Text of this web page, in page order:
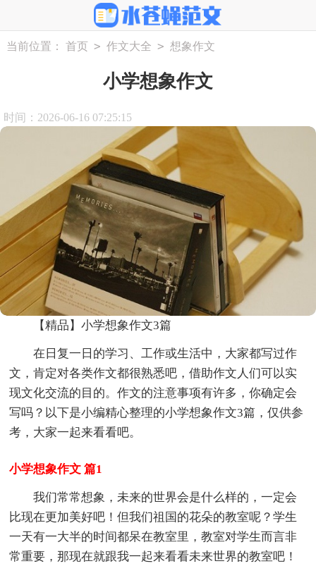
当前位置： 首页 > 作文大全 > 想象作文
小学想象作文
时间：2026-06-16 07:25:15
【精品】小学想象作文3篇
在日复一日的学习、工作或生活中，大家都写过作
文，肯定对各类作文都很熟悉吧，借助作文人们可以实
现文化交流的目的。作文的注意事项有许多，你确定会
写吗？以下是小编精心整理的小学想象作文3篇，仅供参
考，大家一起来看看吧。
小学想象作文 篇1
我们常常想象，未来的世界会是什么样的，一定会
比现在更加美好吧！但我们祖国的花朵的教室呢？学生
一天有一大半的时间都呆在教室里，教室对学生而言非
常重要，那现在就跟我一起来看看未来世界的教室吧！